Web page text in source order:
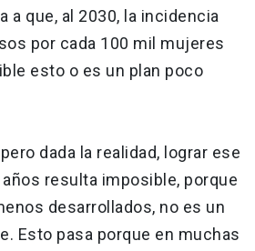
a que, al 2030, la incidencia
por cada 100 mil mujeres
esto o es un plan poco
dada la realidad, lograr ese
resulta imposible, porque
desarrollados, no es un
Esto pasa porque en muchas